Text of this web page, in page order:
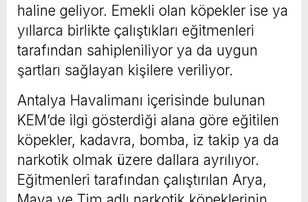
haline geliyor. Emekli olan köpekler ise ya
yıllarca birlikte çalıştıkları eğitmenleri
tarafından sahipleniliyor ya da uygun
şartları sağlayan kişilere veriliyor.
Antalya Havalimanı içerisinde bulunan
KEM’de ilgi gösterdiği alana göre eğitilen
köpekler, kadavra, bomba, iz takip ya da
narkotik olmak üzere dallara ayrılıyor.
Eğitmenleri tarafından çalıştırılan Arya,